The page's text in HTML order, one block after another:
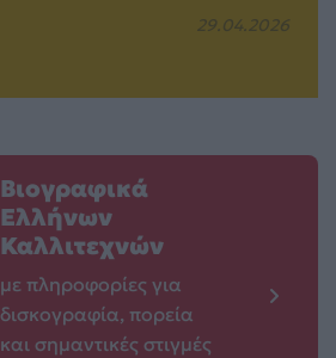
29.04.2026
Βιογραφικά
Ελλήνων
Καλλιτεχνών
με πληροφορίες για
δισκογραφία, πορεία
και σημαντικές στιγμές